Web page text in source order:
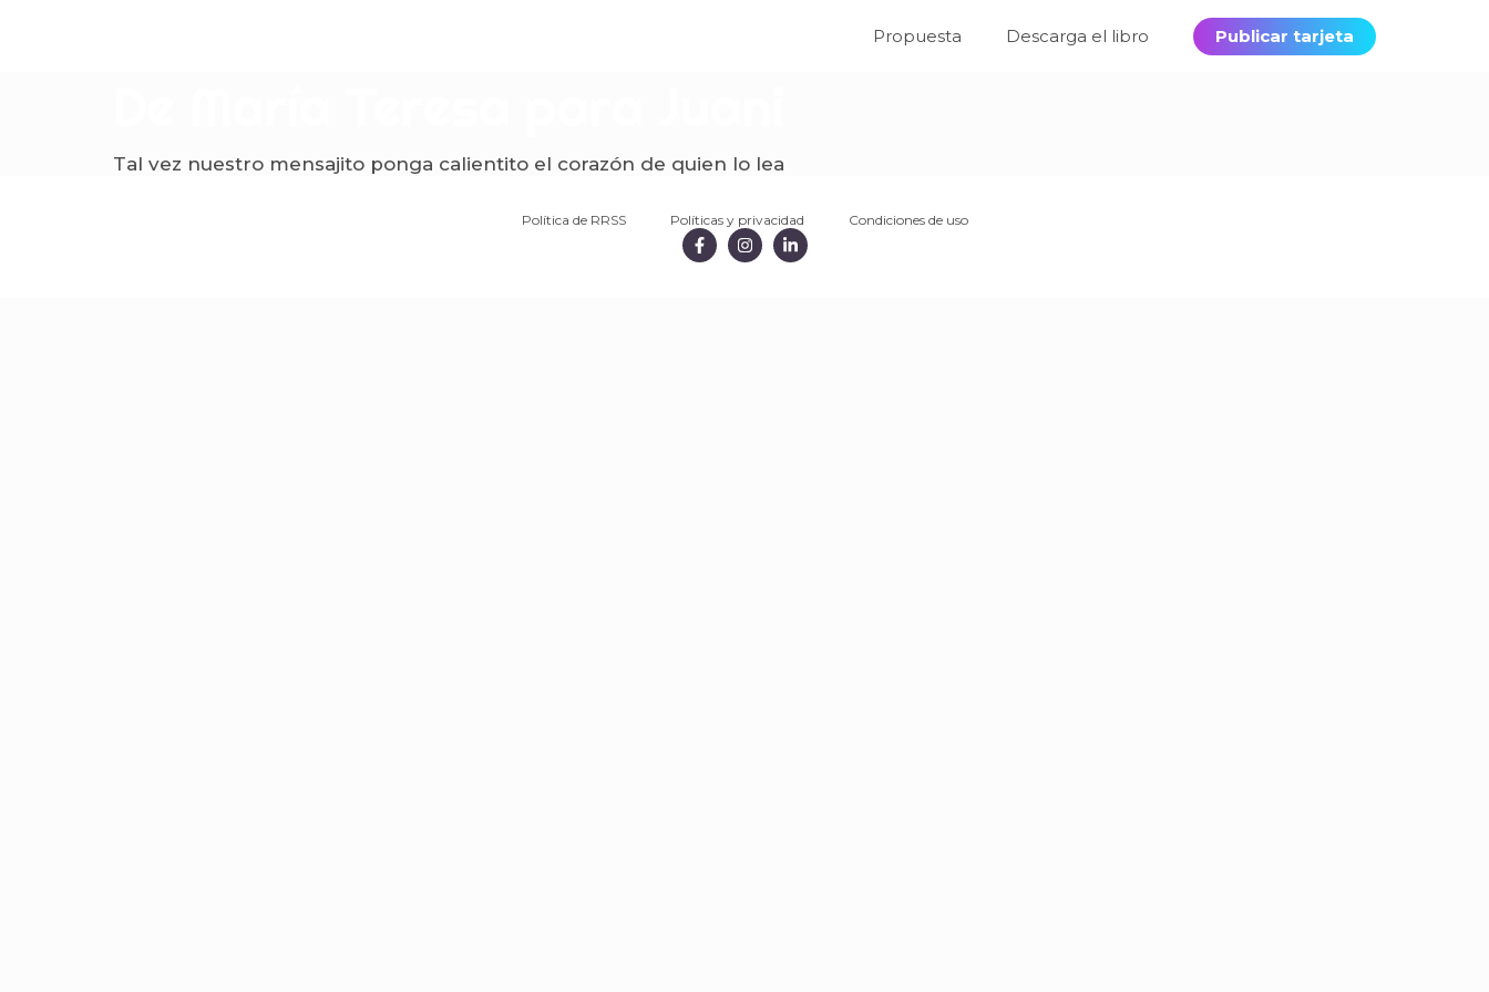
Propuesta Descarga el libro Publicar tarjeta
Tal vez nuestro mensajito ponga calientito el corazón de quien lo lea
Política de RRSS Políticas y privacidad Condiciones de uso